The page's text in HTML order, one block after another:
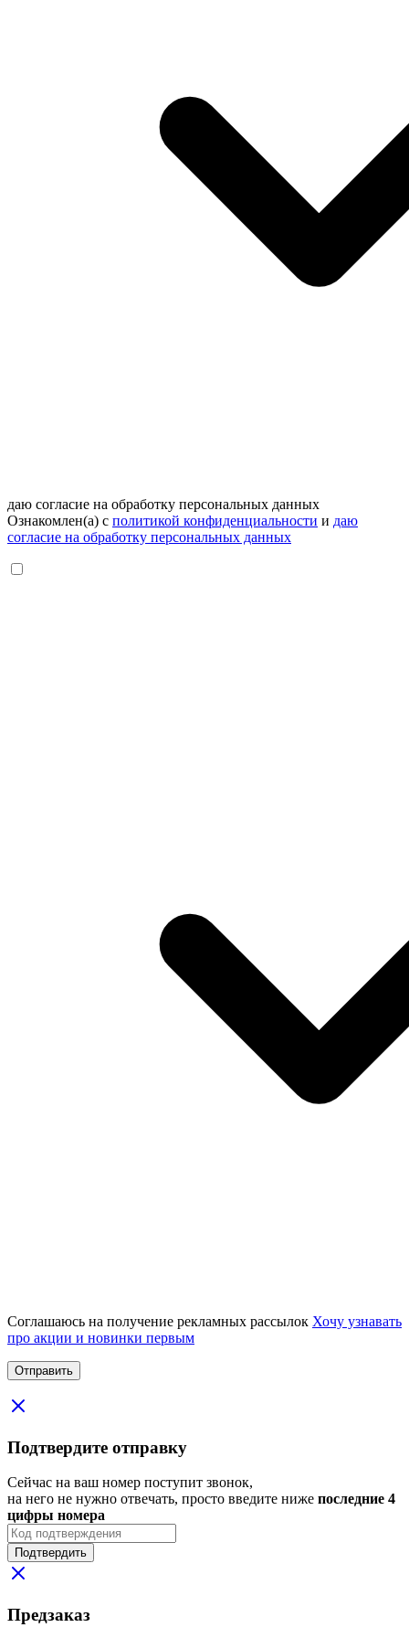
даю согласие на обработку персональных данных
Ознакомлен(а) с политикой конфиденциальности и даю
согласие на обработку персональных данных
Соглашаюсь на получение рекламных рассылок Хочу узнавать
про акции и новинки первым
Подтвердите отправку
Сейчас на ваш номер поступит звонок,
на него не нужно отвечать, просто введите ниже последние 4
цифры номера
Подтвердить
Предзаказ